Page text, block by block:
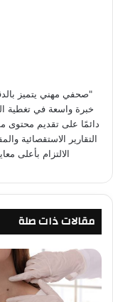
"صحفي مهني يتميز
خبرة واسعة في تغطية
دائمًا على تقديم محتوى
التقارير الاستقصائية
الالتزام بأعلى
مقالات ذات صلة